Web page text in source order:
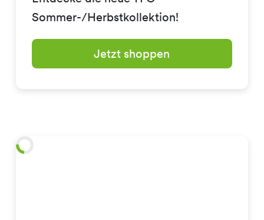
Sommer-/Herbstkollektion!
Jetzt shoppen